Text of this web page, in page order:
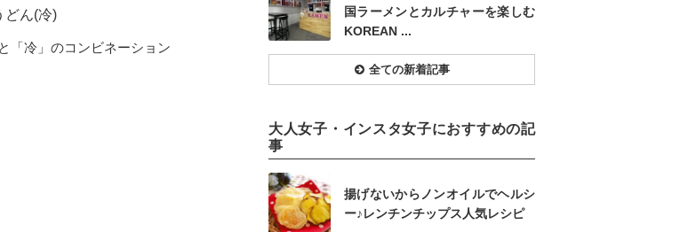
どん(冷)
と「冷」のコンビネーション
国ラーメンとカルチャーを楽しむ
KOREAN ...
全ての新着記事
大人女子・インスタ女子におすすめの記
事
揚げないからノンオイルでヘルシ
ー♪レンチンチップス人気レシピ